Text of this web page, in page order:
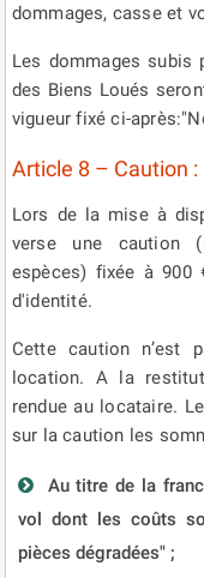
dommages, casse et
Les dommages
des Biens Loués
vigueur fixé ci-
Article 8 – Caution :
Lors de la mise à
verse une caution
espèces) fixée à 900
d'identité.
Cette caution n’est
location. A la
rendue au locataire.
sur la caution les
Au titre de la
vol dont les coûts
pièces dégradées" ;